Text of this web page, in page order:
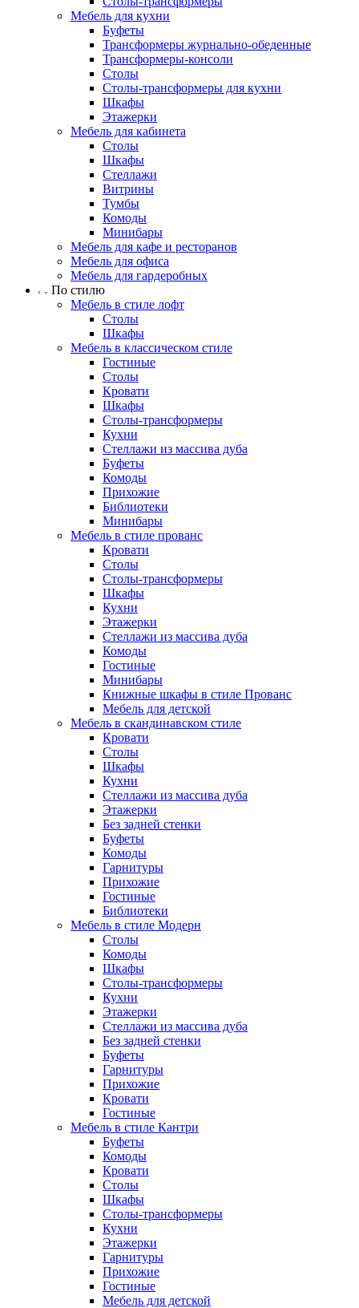
Мебель для кухни
Буфеты
Трансформеры журнально-обеденные
Трансформеры-консоли
Столы
Столы-трансформеры для кухни
Шкафы
Этажерки
Мебель для кабинета
Столы
Шкафы
Стеллажи
Витрины
Тумбы
Комоды
Минибары
Мебель для кафе и ресторанов
Мебель для офиса
Мебель для гардеробных
По стилю
Мебель в стиле лофт
Столы
Шкафы
Мебель в классическом стиле
Гостиные
Столы
Кровати
Шкафы
Столы-трансформеры
Кухни
Стеллажи из массива дуба
Буфеты
Комоды
Прихожие
Библиотеки
Минибары
Мебель в стиле прованс
Кровати
Столы
Столы-трансформеры
Шкафы
Кухни
Этажерки
Стеллажи из массива дуба
Комоды
Гостиные
Минибары
Книжные шкафы в стиле Прованс
Мебель для детской
Мебель в скандинавском стиле
Кровати
Столы
Шкафы
Кухни
Стеллажи из массива дуба
Этажерки
Без задней стенки
Буфеты
Комоды
Гарнитуры
Прихожие
Гостиные
Библиотеки
Мебель в стиле Модерн
Столы
Комоды
Шкафы
Столы-трансформеры
Кухни
Этажерки
Стеллажи из массива дуба
Без задней стенки
Буфеты
Гарнитуры
Прихожие
Кровати
Гостиные
Мебель в стиле Кантри
Буфеты
Комоды
Кровати
Столы
Шкафы
Столы-трансформеры
Кухни
Этажерки
Гарнитуры
Прихожие
Гостиные
Мебель для детской